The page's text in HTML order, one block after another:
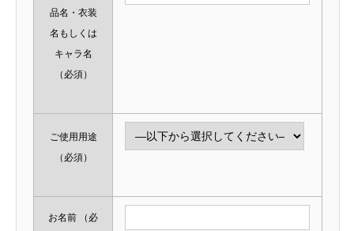
品名・衣装
名もしくは
キャラ名
（必須）
ご使用用途
（必須）
お名前
（必